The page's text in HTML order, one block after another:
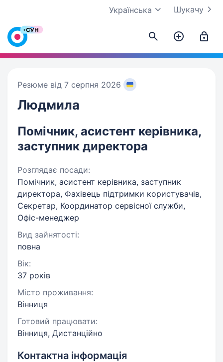
Шукачу
Українська
Резюме від 7 серпня 2026
Людмила
Помічник, асистент керівника,
заступник директора
Розглядає посади:
Помічник, асистент керівника, заступник
директора, Фахівець підтримки користувачів,
Секретар, Координатор сервісної служби,
Офіс-менеджер
Вид зайнятості:
повна
Вік:
37 років
Місто проживання:
Вінниця
Готовий працювати:
Вінниця, Дистанційно
Контактна інформація